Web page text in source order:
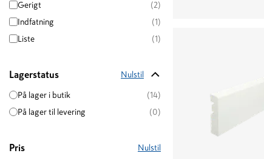
Gerigt
(2)
Indfatning
(1)
Liste
(1)
Lagerstatus Nulstil
På lager i butik
(14)
På lager til levering
(0)
Pris Nulstil